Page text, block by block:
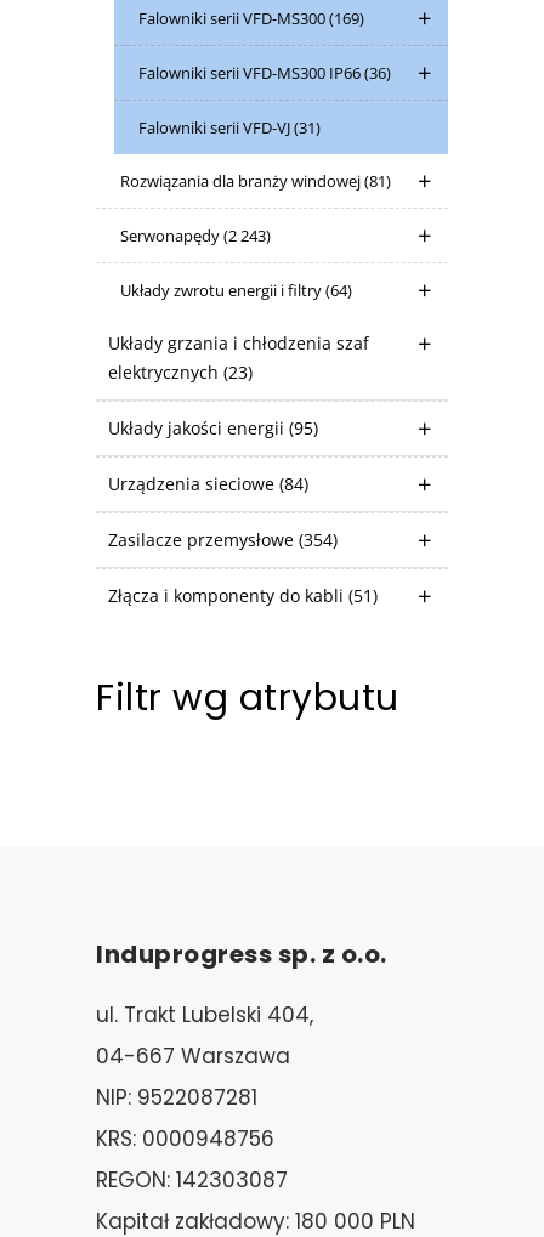
Falowniki serii VFD-MS300(169)
Falowniki serii VFD-MS300 IP66(36)
Falowniki serii VFD-VJ(31)
Rozwiązania dla branży windowej(81)
Serwonapędy(2 243)
Układy zwrotu energii i filtry(64)
Układy grzania i chłodzenia szaf
elektrycznych (23)
Układy jakości energii (95)
Urządzenia sieciowe (84)
Zasilacze przemysłowe (354)
Złącza i komponenty do kabli (51)
Filtr wg atrybutu
Induprogress sp. z o.o.
ul. Trakt Lubelski 404,
04-667 Warszawa
NIP: 9522087281
KRS: 0000948756
REGON: 142303087
Kapitał zakładowy: 180 000 PLN